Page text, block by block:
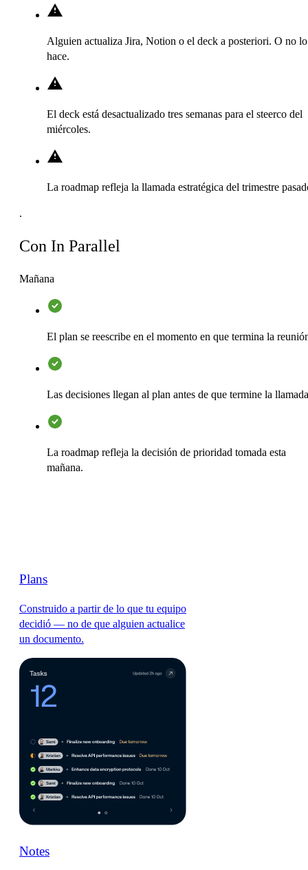
Alguien actualiza Jira, Notion o el deck a posteriori. O no lo
hace.
El deck está desactualizado tres semanas para el steerco del
miércoles.
La roadmap refleja la llamada estratégica del trimestre
.
Con In Parallel
Mañana
El plan se reescribe en el momento en que termina la
Las decisiones llegan al plan antes de que termine la
La roadmap refleja la decisión de prioridad tomada esta
mañana.
Plans
Construido a partir de lo que tu equipo
decidió — no de que alguien actualice
un documento.
Notes